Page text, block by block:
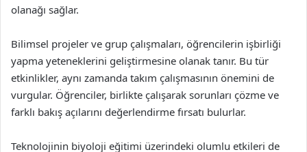
olanağı sağlar.
Bilimsel projeler ve grup çalışmaları, öğrencilerin işbirliği
yapma yeteneklerini geliştirmesine olanak tanır. Bu tür
etkinlikler, aynı zamanda takım çalışmasının önemini de
vurgular. Öğrenciler, birlikte çalışarak sorunları çözme ve
farklı bakış açılarını değerlendirme fırsatı bulurlar.
Teknolojinin biyoloji eğitimi üzerindeki olumlu etkileri de